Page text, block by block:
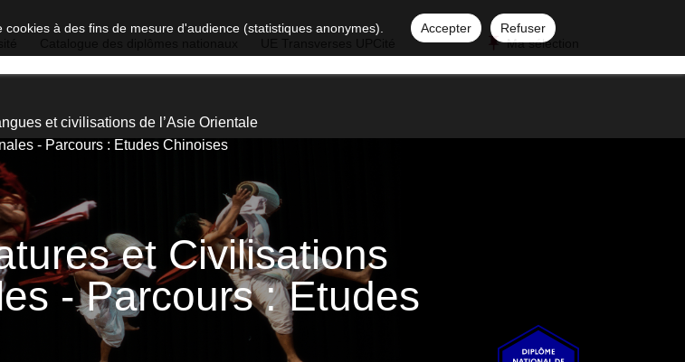
à des fins de mesure d'audience (statistiques anonymes). Accepter
Refuser
Ma sélection
et civilisations de l’Asie Orientale
- Parcours : Etudes Chinoises
et Civilisations
- Parcours : Etudes